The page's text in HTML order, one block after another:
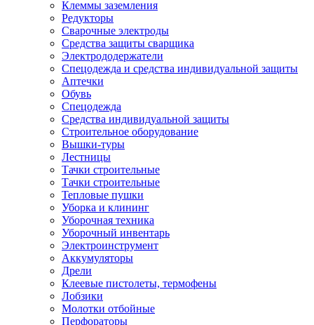
Клеммы заземления
Редукторы
Сварочные электроды
Средства защиты сварщика
Электрододержатели
Спецодежда и средства индивидуальной защиты
Аптечки
Обувь
Спецодежда
Средства индивидуальной защиты
Строительное оборудование
Вышки-туры
Лестницы
Тачки строительные
Тачки строительные
Тепловые пушки
Уборка и клининг
Уборочная техника
Уборочный инвентарь
Электроинструмент
Аккумуляторы
Дрели
Клеевые пистолеты, термофены
Лобзики
Молотки отбойные
Перфораторы